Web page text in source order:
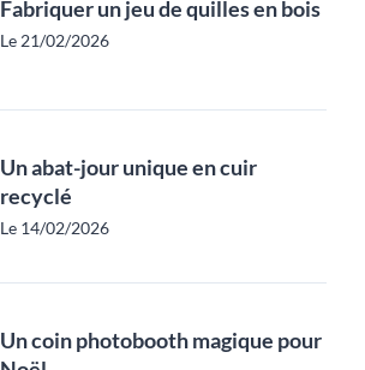
Fabriquer un jeu de quilles en bois
Le 21/02/2026
Un abat-jour unique en cuir
recyclé
Le 14/02/2026
Un coin photobooth magique pour